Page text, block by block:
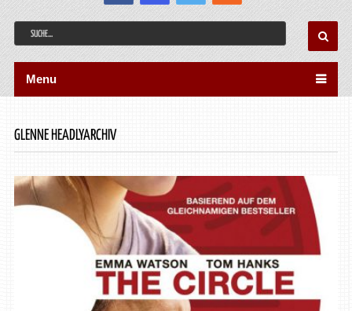
Menu
GLENNE HEADLYARCHIV